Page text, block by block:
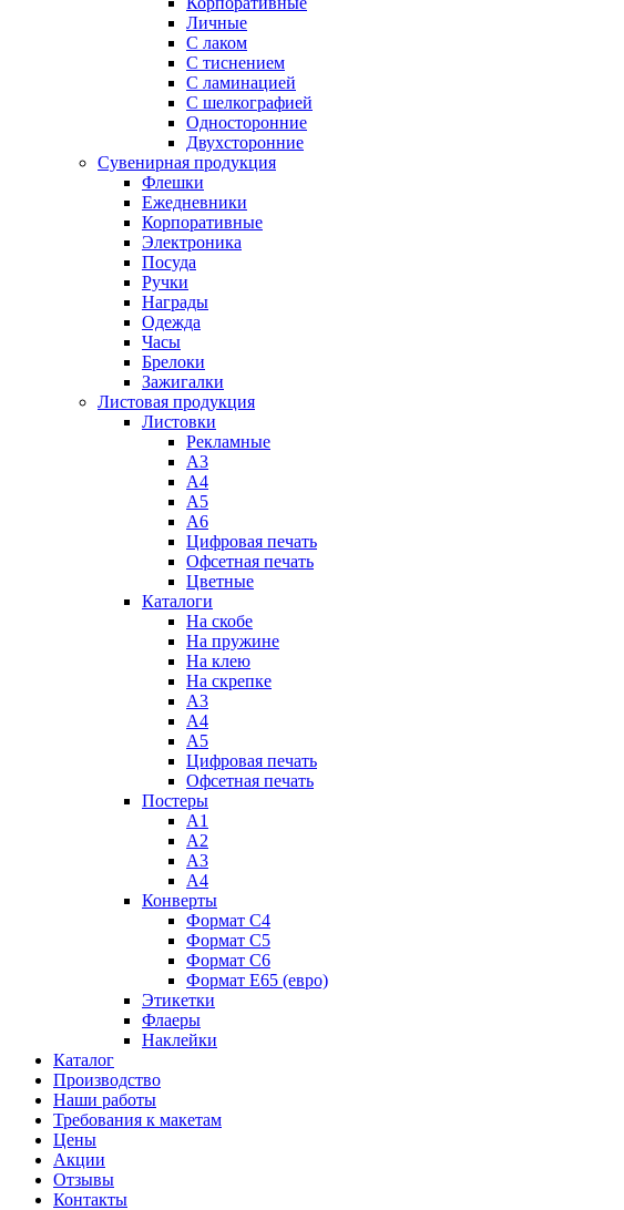
Личные
С лаком
C тиснением
С ламинацией
С шелкографией
Односторонние
Двухсторонние
Сувенирная продукция
Флешки
Ежедневники
Корпоративные
Электроника
Посуда
Ручки
Награды
Одежда
Часы
Брелоки
Зажигалки
Листовая продукция
Листовки
Рекламные
А3
А4
А5
А6
Цифровая печать
Офсетная печать
Цветные
Каталоги
На скобе
На пружине
На клею
На скрепке
А3
А4
А5
Цифровая печать
Офсетная печать
Постеры
А1
А2
А3
А4
Конверты
Формат С4
Формат C5
Формат С6
Формат E65 (евро)
Этикетки
Флаеры
Наклейки
Каталог
Производство
Наши работы
Требования к макетам
Цены
Акции
Отзывы
Контакты